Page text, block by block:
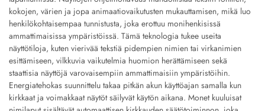
kokojen, värien ja jopa animaatiovaikutusten mukauttamisen, mikä luo
henkilökohtaisempaa tunnistusta, joka erottuu monihenkisissä
ammattimaisissa ympäristöissä. Tämä teknologia tukee useita
näyttötiloja, kuten vierivää tekstiä pidempien nimien tai virkanimien
esittämiseen, vilkkuvia vaikutelmia huomion herättämiseen sekä
staattisia näyttöjä varovaisempiin ammattimaisiin ympäristöihin.
Energiatehokas suunnittelu takaa pitkän akun käyttöajan samalla kun
kirkkaat ja voimakkaat näytöt säilyvät käytön aikana. Monet kuuluisat